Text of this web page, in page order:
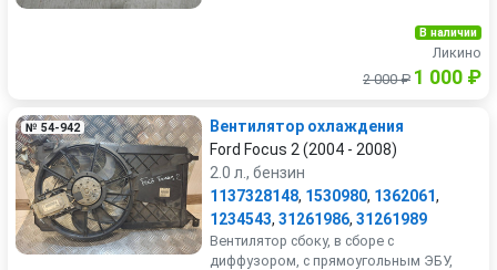
В наличии
Ликино
2 000 ₽ 1 000 ₽
№ 54-942
Вентилятор охлаждения
Ford Focus 2 (2004 - 2008)
2.0 л., бензин
1137328148, 1530980, 1362061,
1234543, 31261986, 31261989
Вентилятор сбоку, в сборе с
диффузором, с прямоугольным ЭБУ,